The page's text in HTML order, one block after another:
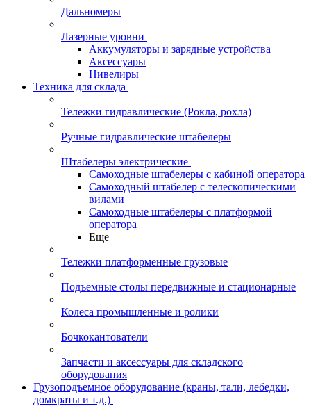
Дальномеры
Лазерные уровни
Аккумуляторы и зарядные устройства
Аксессуары
Нивелиры
Техника для склада
Тележки гидравлические (Рокла, рохла)
Ручные гидравлические штабелеры
Штабелеры электрические
Самоходные штабелеры с кабиной оператора
Самоходный штабелер с телескопическими
вилами
Самоходные штабелеры с платформой
оператора
Еще
Тележки платформенные грузовые
Подъемные столы передвижные и стационарные
Колеса промышленные и ролики
Бочкокантователи
Запчасти и аксессуары для складского
оборудования
Грузоподъемное оборудование (краны, тали, лебедки,
домкраты и т.д.)